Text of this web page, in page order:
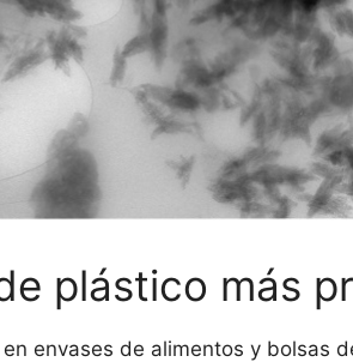
plástico más
envases de alimentos y bolsas